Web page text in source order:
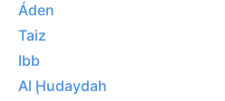
Áden
Taiz
Ibb
Al Ḩudaydah